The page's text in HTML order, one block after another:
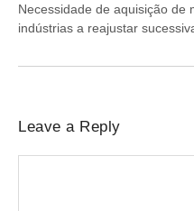
Necessidade de aquisição de
indústrias a reajustar
Leave a Reply